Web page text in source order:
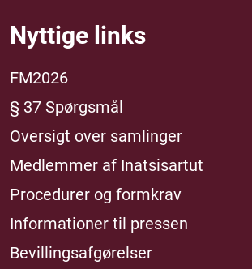
Nyttige links
FM2026
§ 37 Spørgsmål
Oversigt over samlinger
Medlemmer af Inatsisartut
Procedurer og formkrav
Informationer til pressen
Bevillingsafgørelser